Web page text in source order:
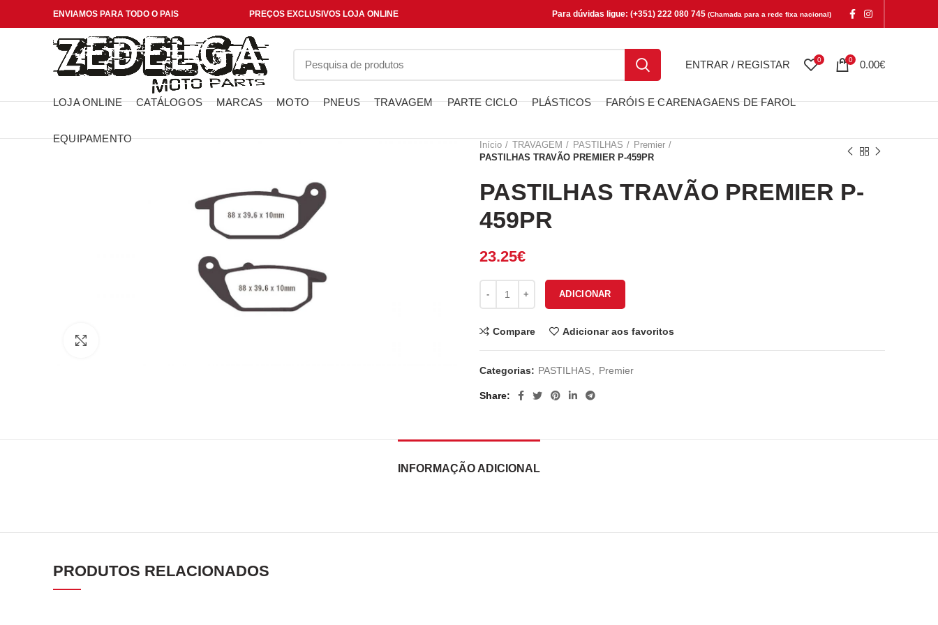
ENVIAMOS PARA TODO O PAIS PREÇOS EXCLUSIVOS LOJA ONLINE Para dúvidas ligue: (+351) 222 080 745 (Chamada para a rede fixa nacional)
ENTRAR / REGISTAR 0 0 0.00€
LOJA ONLINE CATÁLOGOS MARCAS MOTO PNEUS TRAVAGEM PARTE CICLO PLÁSTICOS FARÓIS E CARENAGAENS DE FAROL
EQUIPAMENTO
Início TRAVAGEM PASTILHAS
Premier
PASTILHAS TRAVÃO PREMIER P-459PR
PASTILHAS TRAVÃO PREMIER P-
459PR
23.25€
ADICIONAR
Compare Adicionar aos favoritos
Categorias: PASTILHAS Premier
Share
INFORMAÇÃO ADICIONAL
PRODUTOS RELACIONADOS